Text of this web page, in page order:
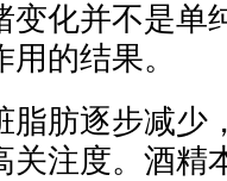
变化并不是单
的结果。
脂肪逐步减少
关注度。酒精